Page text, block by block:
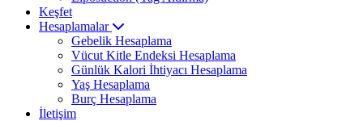
Keşfet
Hesaplamalar
Gebelik Hesaplama
Vücut Kitle Endeksi Hesaplama
Günlük Kalori İhtiyacı Hesaplama
Yaş Hesaplama
Burç Hesaplama
İletişim